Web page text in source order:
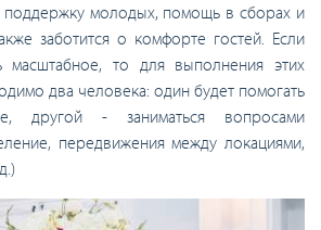
поддержку молодых, помощь в сборах и
заботится о комфорте гостей. Если
масштабное, то для выполнения этих
два человека: один будет помогать
другой - заниматься вопросами
передвижения между локациями,